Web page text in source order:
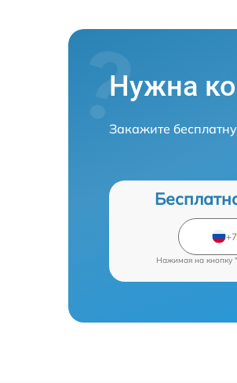
Нужна
Закажите
Нажимая на кнопку